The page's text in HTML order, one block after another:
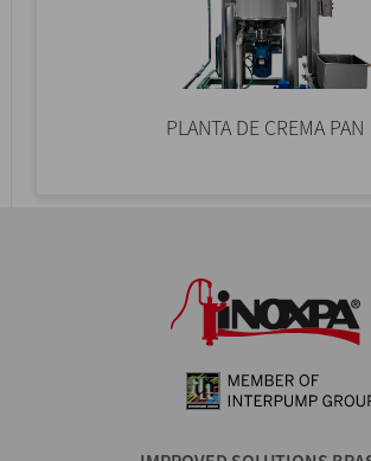
PLANTA DE CREMA PAN